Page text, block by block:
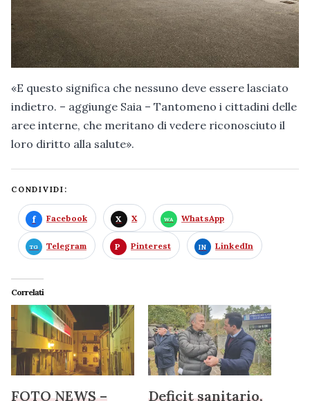
«E questo significa che nessuno deve essere lasciato
indietro. – aggiunge Saia – Tantomeno i cittadini delle
aree interne, che meritano di vedere riconosciuto il
loro diritto alla salute».
CONDIVIDI:
Facebook X WhatsApp
Telegram Pinterest LinkedIn
Correlati
FOTO NEWS – Deficit sanitario,